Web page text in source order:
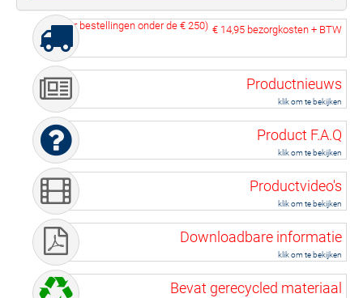
€ 14,95 bezorgkosten + BTW
(voor bestellingen onder de € 250)
Productnieuws
klik om te bekijken
Product F.A.Q
klik om te bekijken
Productvideo's
klik om te bekijken
Downloadbare informatie
klik om te bekijken
Bevat gerecycled materiaal